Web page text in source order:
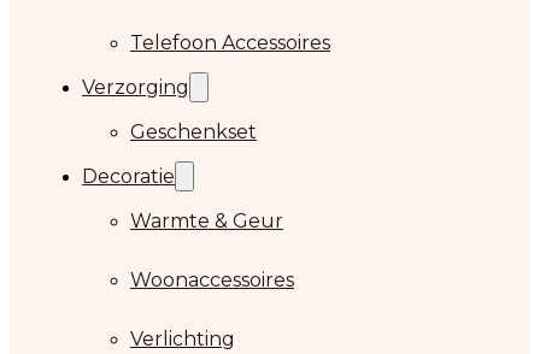
Telefoon Accessoires
Verzorging
Geschenkset
Decoratie
Warmte & Geur
Woonaccessoires
Verlichting